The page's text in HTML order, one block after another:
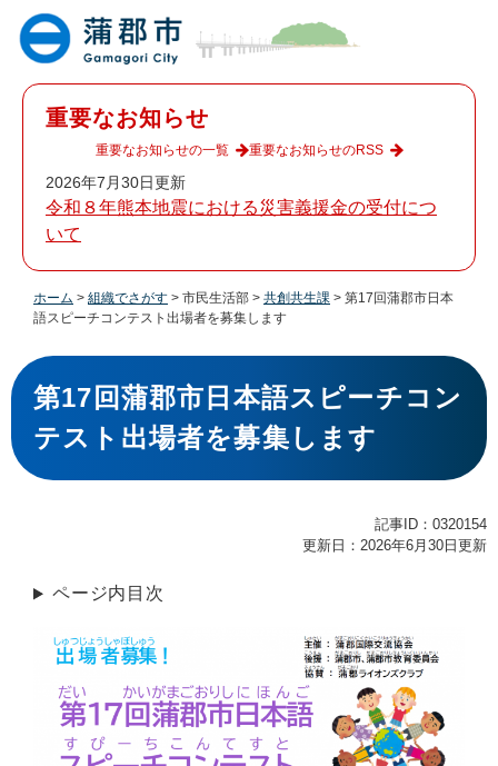
重要なお知らせ
2026年7月30日更新
令和８年熊本地震における災害義援金の受付につ
いて
重要なお知らせの一覧 重要なお知らせのRSS
ホーム > 組織でさがす > 市民生活部 > 共創共生課 > 第17回蒲郡市日本
語スピーチコンテスト出場者を募集します
本
文
第17回蒲郡市日本語スピーチコン
テスト出場者を募集します
記事ID：0320154
更新日：2026年6月30日更新
ページ内目次